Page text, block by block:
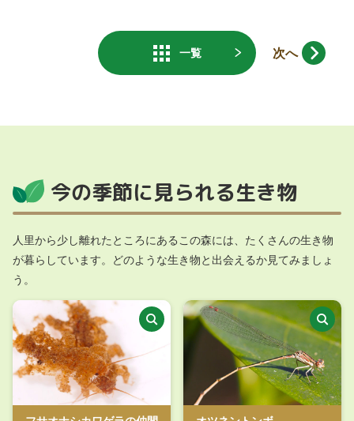
一覧 次へ
今の季節に見られる生き物
人里から少し離れたところにあるこの森には、たくさんの生き物
が暮らしています。どのような生き物と出会えるか見てみましょ
う。